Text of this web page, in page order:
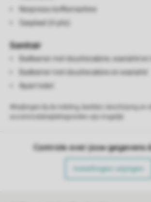
Nespresso koffiemachine
Gasplaat (4-pits)
Sanitair
Badkamer met douchecabine, wastafel en
Badkamer met douchecabine en wastafel
Apart toilet
Controle over jouw gegevens
Instellingen wijzigen